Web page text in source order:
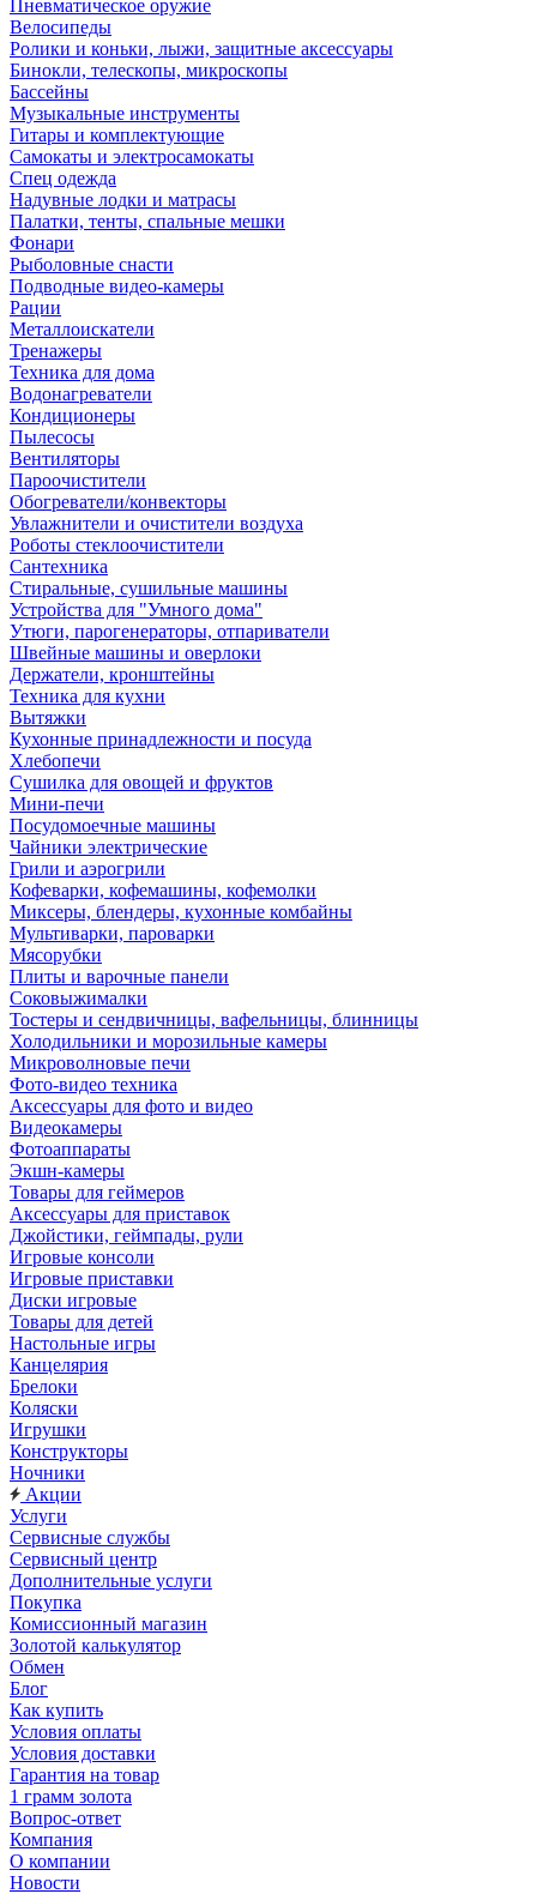
Пневматическое оружие
Велосипеды
Ролики и коньки, лыжи, защитные аксессуары
Бинокли, телескопы, микроскопы
Бассейны
Музыкальные инструменты
Гитары и комплектующие
Самокаты и электросамокаты
Спец одежда
Надувные лодки и матрасы
Палатки, тенты, спальные мешки
Фонари
Рыболовные снасти
Подводные видео-камеры
Рации
Металлоискатели
Тренажеры
Техника для дома
Водонагреватели
Кондиционеры
Пылесосы
Вентиляторы
Пароочистители
Обогреватели/конвекторы
Увлажнители и очистители воздуха
Роботы стеклоочистители
Сантехника
Стиральные, сушильные машины
Устройства для "Умного дома"
Утюги, парогенераторы, отпариватели
Швейные машины и оверлоки
Держатели, кронштейны
Техника для кухни
Вытяжки
Кухонные принадлежности и посуда
Хлебопечи
Сушилка для овощей и фруктов
Мини-печи
Посудомоечные машины
Чайники электрические
Грили и аэрогрили
Кофеварки, кофемашины, кофемолки
Миксеры, блендеры, кухонные комбайны
Мультиварки, пароварки
Мясорубки
Плиты и варочные панели
Соковыжималки
Тостеры и сендвичницы, вафельницы, блинницы
Холодильники и морозильные камеры
Микроволновые печи
Фото-видео техника
Аксессуары для фото и видео
Видеокамеры
Фотоаппараты
Экшн-камеры
Товары для геймеров
Аксессуары для приставок
Джойстики, геймпады, рули
Игровые консоли
Игровые приставки
Диски игровые
Товары для детей
Настольные игры
Канцелярия
Брелоки
Коляски
Игрушки
Конструкторы
Ночники
Акции
Услуги
Сервисные службы
Сервисный центр
Дополнительные услуги
Покупка
Комиссионный магазин
Золотой калькулятор
Обмен
Блог
Как купить
Условия оплаты
Условия доставки
Гарантия на товар
1 грамм золота
Вопрос-ответ
Компания
О компании
Новости